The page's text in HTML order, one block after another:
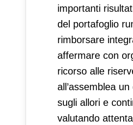
importanti
del portafoglio
rimborsare
affermare con
ricorso alle
all’assemblea
sugli allori e
valutando